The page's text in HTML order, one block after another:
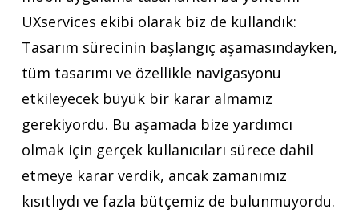
UXservices ekibi olarak biz de kullandık:
Tasarım sürecinin başlangıç aşamasındayken,
tüm tasarımı ve özellikle navigasyonu
etkileyecek büyük bir karar almamız
gerekiyordu. Bu aşamada bize yardımcı
olmak için gerçek kullanıcıları sürece dahil
etmeye karar verdik, ancak zamanımız
kısıtlıydı ve fazla bütçemiz de bulunmuyordu.